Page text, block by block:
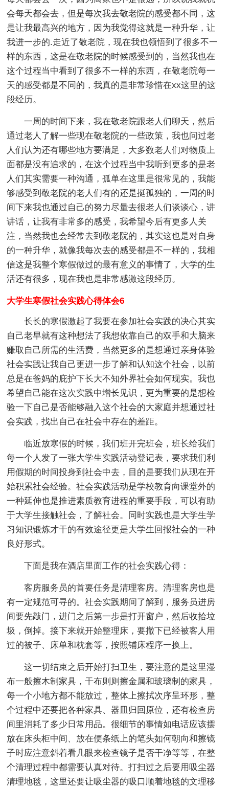
会每天都会去，但是每次我去敬老院的感受都不同，这
是让我最高兴的地方，因为我觉得这就是一种升华，让
我进一步的.走近了敬老院，现在我也领悟到了很多不一
样的东西，这是在敬老院的时候感受到的，当然我也在
这个过程当中看到了很多不一样的东西，在敬老院每一
天的感受都是不同的，我真的是非常珍惜在xx这里的这
段经历。
一周的时间下来，我在敬老院跟老人们聊天，然后
通过老人了解一些现在敬老院的一些政策，我也问过老
人们认为还有哪些地方要满足，大多数老人们对物质上
面都是没有追求的，在这个过程当中我听到更多的是老
人们其实需要一种沟通，孤单在这里是很常见的，我能
够感受到敬老院的老人们有的还是挺孤独的，一周的时
间下来我也通过自己的努力尽量去很老人们谈谈心，讲
讲话，让我有非常多的感受，我希望今后有更多人关
注，当然我也会经常去到敬老院的，其实这也是对自身
的一种升华，就像我每次去的感受都是不一样的，我相
信这是我整个寒假做过的最有意义的事情了，大学的生
活还有很多，现在我也是非常感激这段经历。
大学生寒假社会实践心得体会6
长长的寒假激起了我要在参加社会实践的决心其实
自己老早就有这种想法了我想依靠自己的双手和大脑来
赚取自己所需的生活费，当然更多的是想通过亲身体验
社会实践让我自己更进一步了解和认知这个社会，以前
总是在爸妈的庇护下长大不知外界社会如何现实。我也
希望自己能在这次实践中增长见识，更为重要的是想检
验一下自己是否能够融入这个社会的大家庭并想通过社
会实践，找出自己在社会中存在的差距。
临近放寒假的时候，我们班开完班会，班长给我们
每一个人发了一张大学生实践活动登记表，要求我们利
用假期的时间投身到社会中去，目的是要我们从现在开
始积累社会经验。社会实践活动是学校教育向课堂外的
一种延伸也是推进素质教育进程的重要手段，可以有助
于大学生接触社会，了解社会。同时实践也是大学生学
习知识锻炼才干的有效途径更是大学生回报社会的一种
良好形式。
下面是我在酒店里面工作的社会实践心得：
客房服务员的首要任务是清理客房。清理客房也是
有一定规范可寻的。社会实践期间了解到，服务员进房
间要先敲门，进门之后第一步是打开窗户，然后收拾垃
圾，倒掉。接下来就开始整理床，要撤下已经被客人用
过的被子、床单和枕套等，按照铺床程序一换上。
这一切结束之后开始打扫卫生，要注意的是这里湿
布一般擦木制家具，干布则则擦金属和玻璃制的家具，
每一个小地方都不能放过，整体上擦拭次序呈环形，整
个过程中还要把各种家具、器皿归回原位，还有检查房
间里消耗了多少日常用品。很细节的事情如电话应该摆
放在床头柜中间、放在便条纸上的笔头如何朝向和擦镜
子时应注意斜着看几眼来检查镜子是否干净等等，在整
个清理过程中都需要认真对待。打扫过之后要用吸尘器
清理地毯，这里还要让吸尘器的吸口顺着地毯的文理移